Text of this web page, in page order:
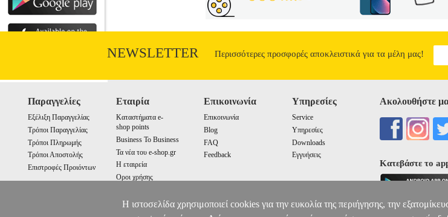
NEWSLETTER Περισσότερες προσφορές αποκλειστικά για τα μέλη μας!
Παραγγελίες
Εξέλιξη Παραγγελίας
Τρόποι Παραγγελίας
Τρόποι Πληρωμής
Τρόποι Αποστολής
Επιστροφές Προιόντων
Εταιρία
Καταστήματα e-
shop points
Business To Business
Τα νέα του e-shop.gr
Η εταιρεία
Οροι χρήσης
Επικοινωνία
Επικοινωνία
Blog
FAQ
Feedback
Υπηρεσίες
Service
Υπηρεσίες
Downloads
Εγγυήσεις
Ακολουθήστε
Κατεβάστε το
Η ιστοσελίδα χρησιμοποιεί cookies για την ευκολία της περιήγησης, την